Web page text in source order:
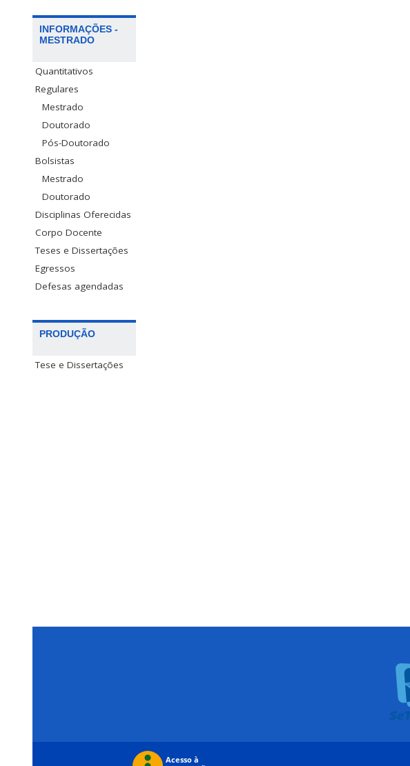
INFORMAÇÕES -
MESTRADO
Quantitativos
Regulares
Mestrado
Doutorado
Pós-Doutorado
Bolsistas
Mestrado
Doutorado
Disciplinas Oferecidas
Corpo Docente
Teses e Dissertações
Egressos
Defesas agendadas
PRODUÇÃO
Tese e Dissertações